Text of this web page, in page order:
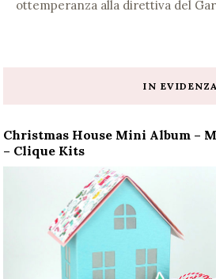
ottemperanza alla direttiva del
IN EVIDENZA
Christmas House Mini Album –
– Clique Kits